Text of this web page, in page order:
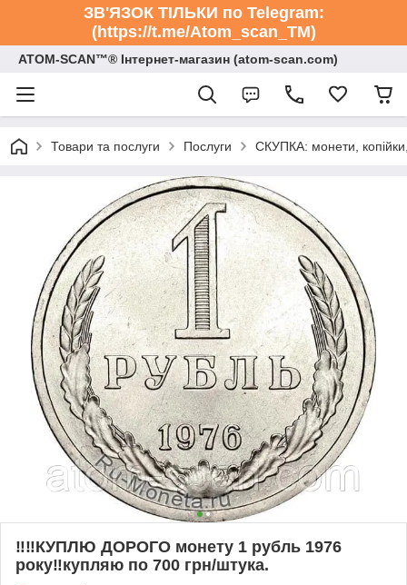
ЗВ'ЯЗОК ТІЛЬКИ по Telegram:
(https://t.me/Atom_scan_TM)
ATOM-SCAN™® Інтернет-магазин (atom-scan.com)
Товари та послуги Послуги СКУПКА: монети,
‼️‼️КУПЛЮ ДОРОГО монету 1 рубль 1976
року‼️купляю по 700 грн/штука.